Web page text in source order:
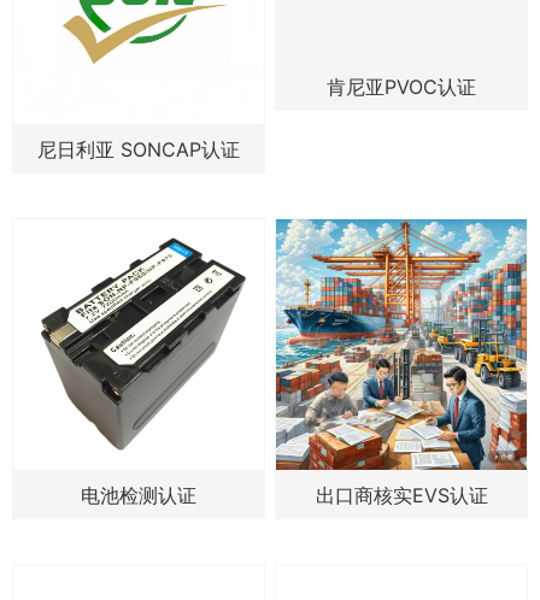
尼日利亚 SONCAP认证
肯尼亚PVOC认证
电池检测认证 出口商核实EVS认证